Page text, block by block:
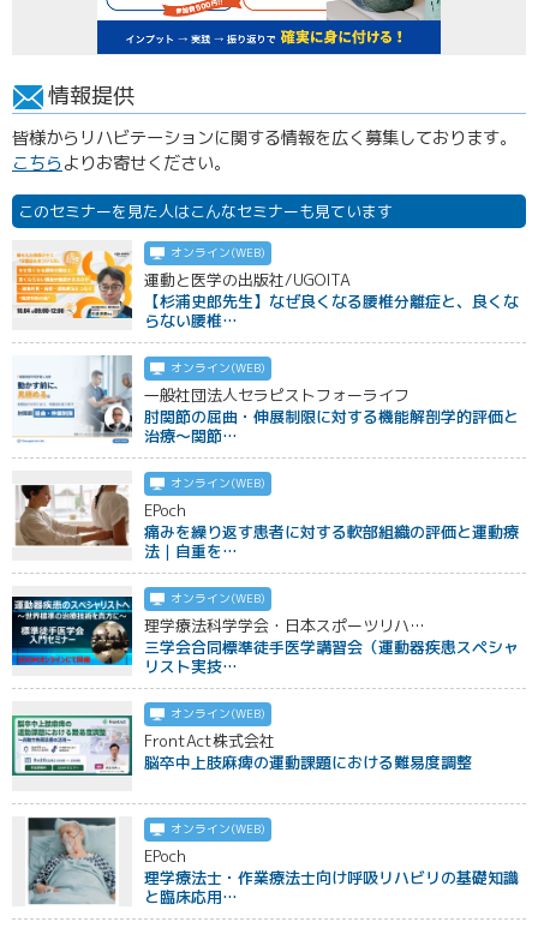
情報提供
皆様からリハビテーションに関する情報を広く募集しております。
こちらよりお寄せください。
このセミナーを見た人はこんなセミナーも見ています
オンライン(WEB)
運動と医学の出版社/UGOITA
【杉浦史郎先生】なぜ良くなる腰椎分離症と、良くな
らない腰椎…
オンライン(WEB)
一般社団法人セラピストフォーライフ
肘関節の屈曲・伸展制限に対する機能解剖学的評価と
治療～関節…
オンライン(WEB)
EPoch
痛みを繰り返す患者に対する軟部組織の評価と運動療
法｜自重を…
オンライン(WEB)
理学療法科学学会・日本スポーツリハ…
三学会合同標準徒手医学講習会（運動器疾患スペシャ
リスト実技…
オンライン(WEB)
FrontAct株式会社
脳卒中上肢麻痺の運動課題における難易度調整
オンライン(WEB)
EPoch
理学療法士・作業療法士向け呼吸リハビリの基礎知識
と臨床応用…